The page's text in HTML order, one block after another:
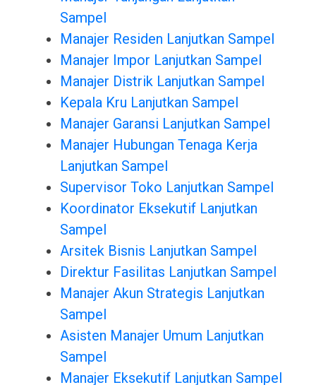
Sampel
Manajer Residen Lanjutkan Sampel
Manajer Impor Lanjutkan Sampel
Manajer Distrik Lanjutkan Sampel
Kepala Kru Lanjutkan Sampel
Manajer Garansi Lanjutkan Sampel
Manajer Hubungan Tenaga Kerja
Lanjutkan Sampel
Supervisor Toko Lanjutkan Sampel
Koordinator Eksekutif Lanjutkan
Sampel
Arsitek Bisnis Lanjutkan Sampel
Direktur Fasilitas Lanjutkan Sampel
Manajer Akun Strategis Lanjutkan
Sampel
Asisten Manajer Umum Lanjutkan
Sampel
Manajer Eksekutif Lanjutkan Sampel